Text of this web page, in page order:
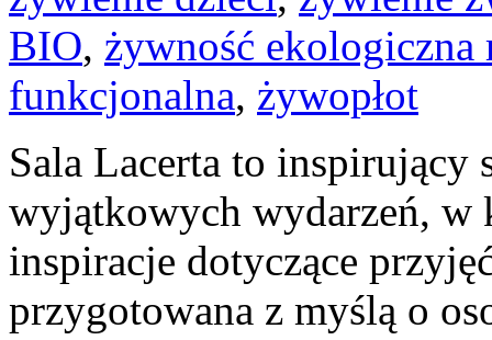
BIO, żywność ekologiczna
funkcjonalna, żywopłot
Sala Lacerta to inspirujący
wyjątkowych wydarzeń, w
inspiracje dotyczące
przygotowana z myślą o